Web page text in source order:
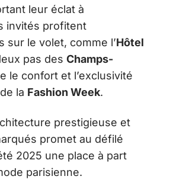
leur éclat à
invités profitent
sur le volet, comme l’Hôtel
pas des Champs-
le confort et l’exclusivité
la Fashion Week.
prestigieuse et
promet au défilé
2025 une place à part
parisienne.